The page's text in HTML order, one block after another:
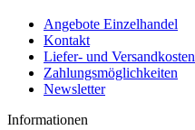
Angebote Einzelhandel
Kontakt
Liefer- und Versandkosten
Zahlungsmöglichkeiten
Newsletter
Informationen